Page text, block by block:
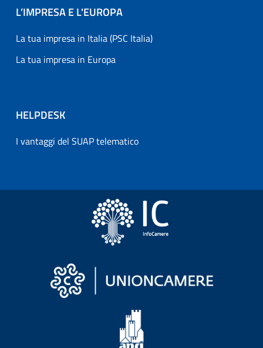
L’IMPRESA E L'EUROPA
La tua impresa in Italia (PSC Italia)
La tua impresa in Europa
HELPDESK
I vantaggi del SUAP telematico